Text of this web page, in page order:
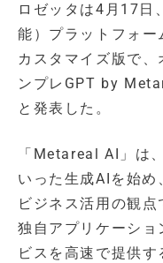
ロゼッタは4月17日
能）プラットフォ
カスタマイズ版で
ンプレGPT by
と発表した。
「Metareal AI」は
いった生成AIを始
ビジネス活用の観点
独自アプリケーシ
ビスを高速で提供